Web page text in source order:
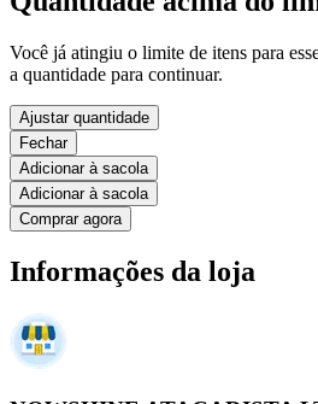
Você já atingiu o limite de itens para
a quantidade para continuar.
Ajustar quantidade
Fechar
Adicionar à sacola
Adicionar à sacola
Comprar agora
Informações da loja